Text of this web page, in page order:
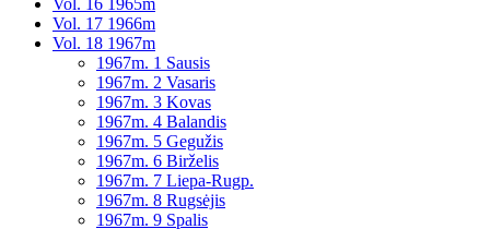
Vol. 16 1965m
Vol. 17 1966m
Vol. 18 1967m
1967m. 1 Sausis
1967m. 2 Vasaris
1967m. 3 Kovas
1967m. 4 Balandis
1967m. 5 Gegužis
1967m. 6 Birželis
1967m. 7 Liepa-Rugp.
1967m. 8 Rugsėjis
1967m. 9 Spalis